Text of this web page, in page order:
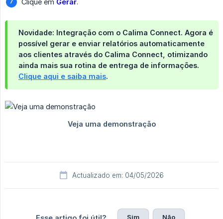
Clique em Gerar.
Novidade: Integração com o Calima Connect. Agora é
possível gerar e enviar relatórios automaticamente
aos clientes através do Calima Connect , otimizando
ainda mais sua rotina de entrega de informações.
Clique aqui e saiba mais.
Actualizado em: 04/05/2026
Sim Não